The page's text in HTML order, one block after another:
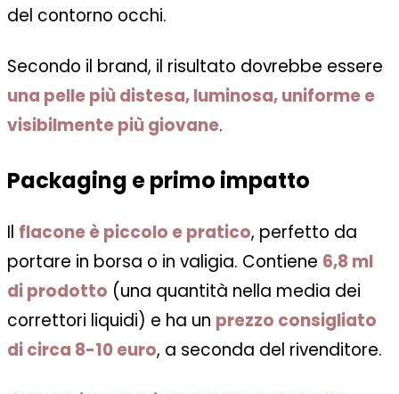
del contorno occhi.
Secondo il brand, il risultato dovrebbe essere
una pelle più distesa, luminosa, uniforme e
visibilmente più giovane.
Packaging e primo impatto
Il flacone è piccolo e pratico, perfetto da
portare in borsa o in valigia. Contiene 6,8 ml
di prodotto (una quantità nella media dei
correttori liquidi) e ha un prezzo consigliato
di circa 8-10 euro, a seconda del rivenditore.